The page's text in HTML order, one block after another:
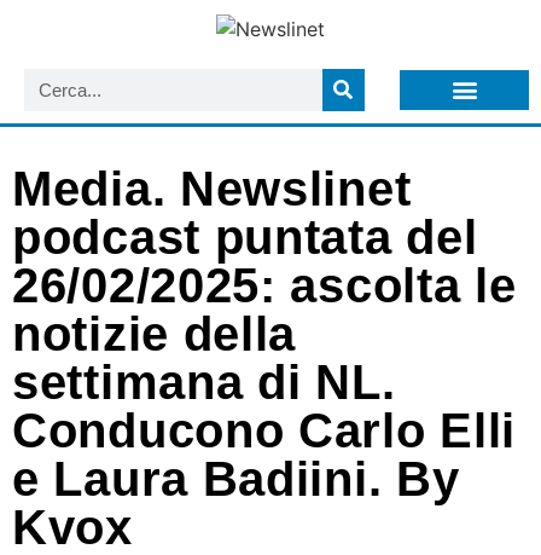
Media. Newslinet
podcast puntata del
26/02/2025: ascolta le
notizie della
settimana di NL.
Conducono Carlo Elli
e Laura Badiini. By
Kvox